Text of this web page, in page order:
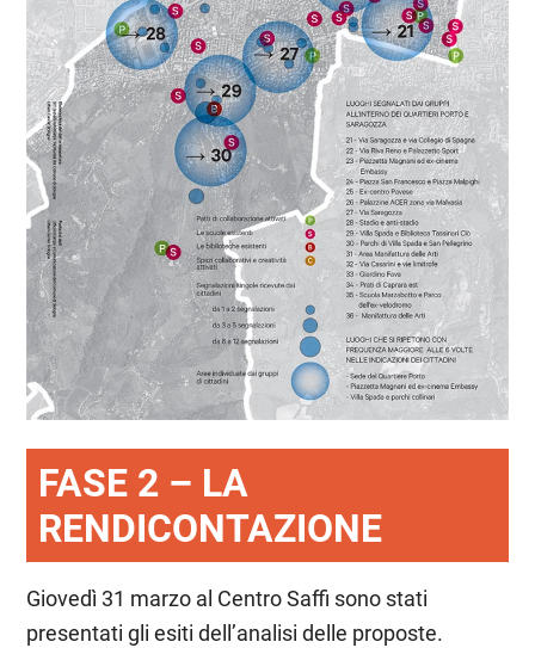
FASE 2 – LA
RENDICONTAZIONE
Giovedì 31 marzo al Centro Saffi sono stati
presentati gli esiti dell’analisi delle proposte.